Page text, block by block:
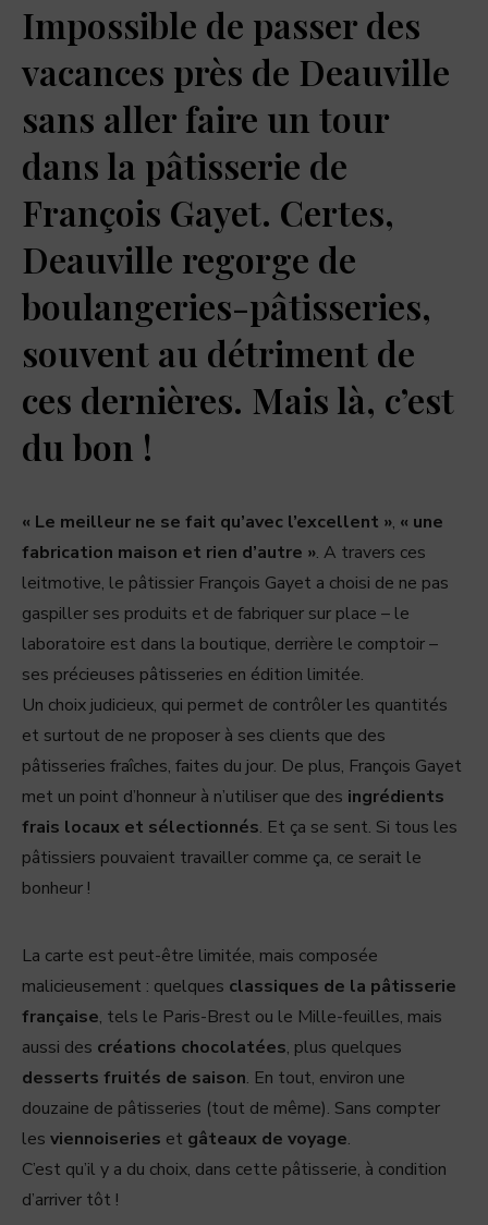
Impossible de passer des
vacances près de Deauville
sans aller faire un tour
dans la pâtisserie de
François Gayet. Certes,
Deauville regorge de
boulangeries-pâtisseries,
souvent au détriment de
ces dernières. Mais là, c’est
du bon !
« Le meilleur ne se fait qu’avec l’excellent », « une
fabrication maison et rien d’autre ». A travers ces
leitmotive, le pâtissier François Gayet a choisi de ne pas
gaspiller ses produits et de fabriquer sur place – le
laboratoire est dans la boutique, derrière le comptoir –
ses précieuses pâtisseries en édition limitée.
Un choix judicieux, qui permet de contrôler les quantités
et surtout de ne proposer à ses clients que des
pâtisseries fraîches, faites du jour. De plus, François Gayet
met un point d’honneur à n’utiliser que des ingrédients
frais locaux et sélectionnés. Et ça se sent. Si tous les
pâtissiers pouvaient travailler comme ça, ce serait le
bonheur !
La carte est peut-être limitée, mais composée
malicieusement : quelques classiques de la pâtisserie
française, tels le Paris-Brest ou le Mille-feuilles, mais
aussi des créations chocolatées, plus quelques
desserts fruités de saison. En tout, environ une
douzaine de pâtisseries (tout de même). Sans compter
les viennoiseries et gâteaux de voyage.
C’est qu’il y a du choix, dans cette pâtisserie, à condition
d’arriver tôt !